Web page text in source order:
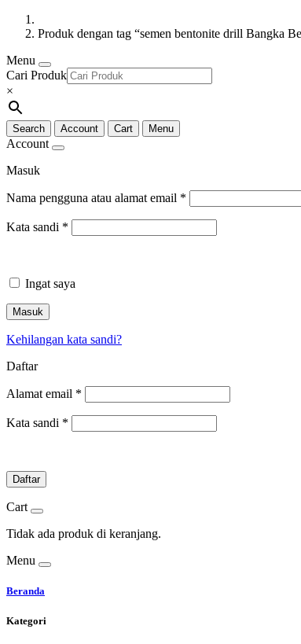
Produk dengan tag “semen bentonite drill Bangka
Menu
Cari Produk
×
Search Account Cart Menu
Account
Masuk
Nama pengguna atau alamat email *
Kata sandi *
Ingat saya
Masuk
Kehilangan kata sandi?
Daftar
Alamat email *
Kata sandi *
Daftar
Cart
Tidak ada produk di keranjang.
Menu
Beranda
Kategori